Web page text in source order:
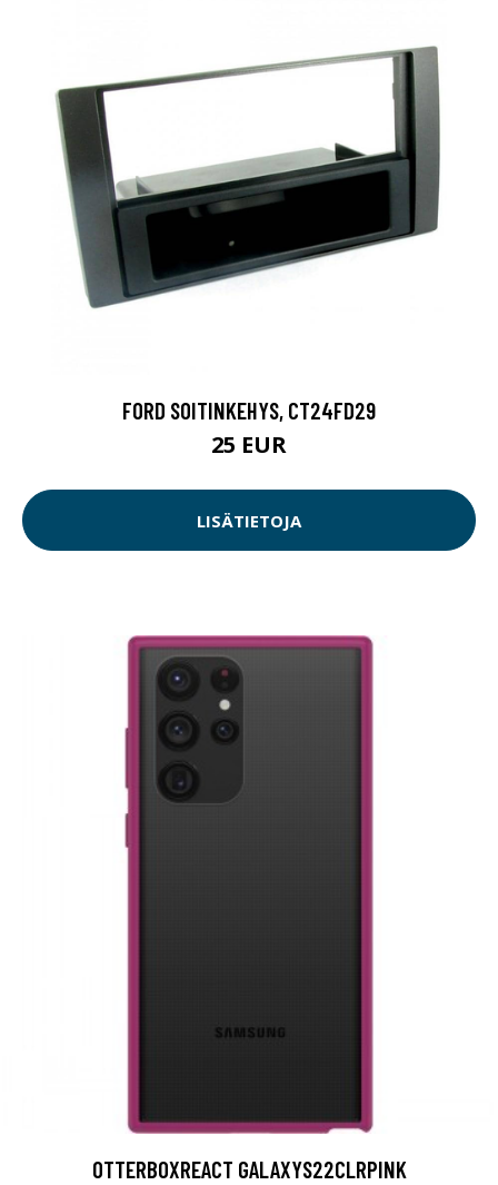
FORD SOITINKEHYS, CT24FD29
25 EUR
LISÄTIETOJA
OTTERBOXREACT GALAXYS22CLRPINK